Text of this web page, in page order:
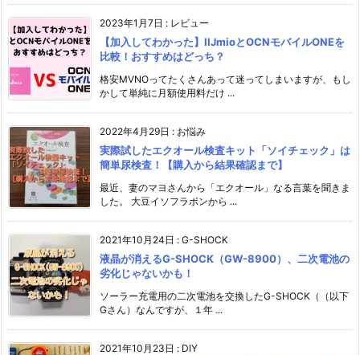
2023年1月7日 : レビュー
【加入してわかった】IIJmioとOCNモバイルONEを
比較！おすすめはどっち？
格安MVNOってたくさんあって迷ってしまいますが、もし
かして単純に月額使用料だけ ...
2022年4月29日 : お悩み
実際試したエクオール検査キット「ソイチェック」は
簡単尿検査！【購入から結果確認まで】
最近、妻のマヨさんから「エクオール」なる言葉を聞きま
した。 大豆イソフラボンから ...
2021年10月24日 : G-SHOCK
液晶が消えるG-SHOCK（GW-8900）、二次電池の
劣化じゃないかも！
ソーラー充電用の二次電池を交換したG-SHOCK（（以下
Gさん）なんですが、１年 ...
2021年10月23日 : DIY